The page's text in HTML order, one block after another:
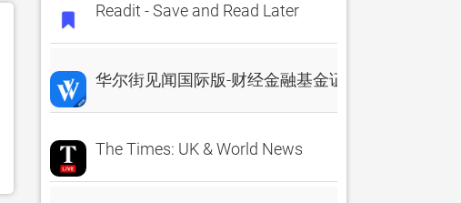
Readit - Save and Read Later
华尔街见闻国际版-财经金融基金证券期货债券汇
The Times: UK & World News